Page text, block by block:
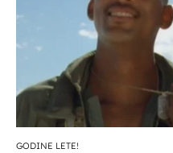
GODINE LETE!